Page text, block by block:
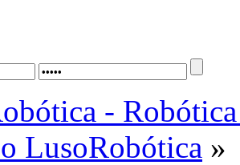
-
LusoRobótica »